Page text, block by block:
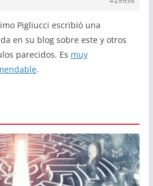
Pigliucci escribió una
en su blog sobre este y otros
parecidos. Es muy
.